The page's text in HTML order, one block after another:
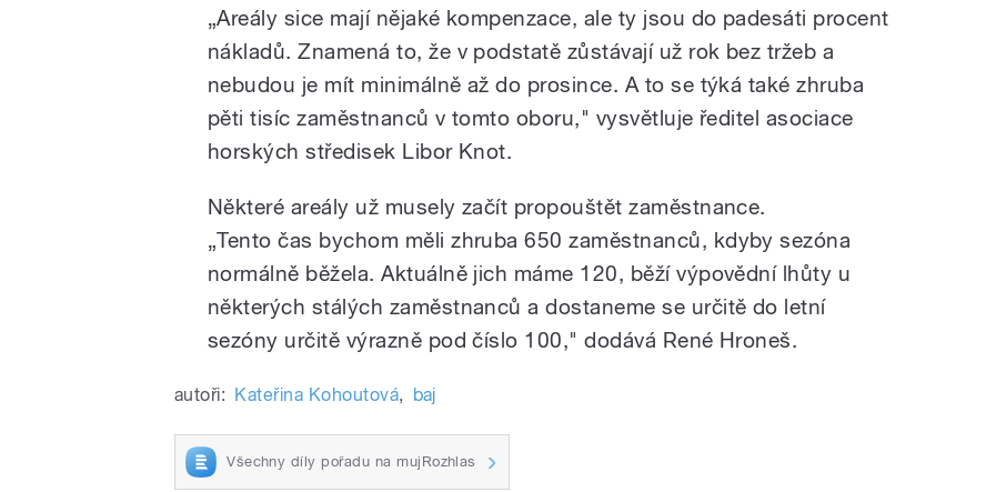
„Areály sice mají nějaké kompenzace, ale ty jsou do padesáti procent
nákladů. Znamená to, že v podstatě zůstávají už rok bez tržeb a
nebudou je mít minimálně až do prosince. A to se týká také zhruba
pěti tisíc zaměstnanců v tomto oboru," vysvětluje ředitel asociace
horských středisek Libor Knot.
Některé areály už musely začít propouštět zaměstnance.
„Tento čas bychom měli zhruba 650 zaměstnanců, kdyby sezóna
normálně běžela. Aktuálně jich máme 120, běží výpovědní lhůty u
některých stálých zaměstnanců a dostaneme se určitě do letní
sezóny určitě výrazně pod číslo 100," dodává René Hroneš.
autoři: Kateřina Kohoutová, baj
Všechny díly pořadu na mujRozhlas